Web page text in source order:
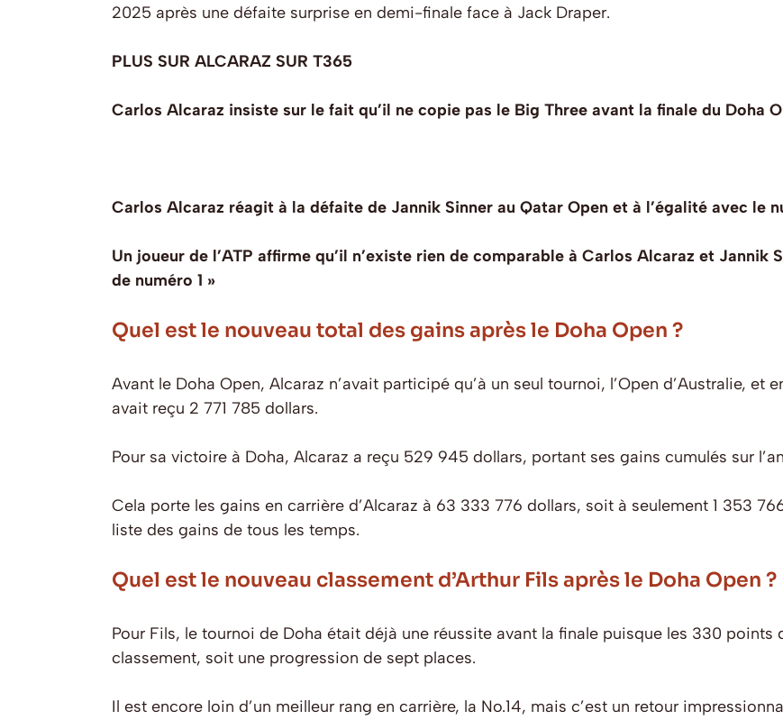
2025 après une défaite surprise en demi-finale face à Jack Draper.
PLUS SUR ALCARAZ SUR T365
Carlos Alcaraz insiste sur le fait qu’il ne copie pas le Big Three avant la finale du Doha
Carlos Alcaraz réagit à la défaite de Jannik Sinner au Qatar Open et à l’égalité avec le
Un joueur de l’ATP affirme qu’il n’existe rien de comparable à Carlos Alcaraz et Jannik
de numéro 1 »
Quel est le nouveau total des gains après le Doha Open ?
Avant le Doha Open, Alcaraz n’avait participé qu’à un seul tournoi, l’Open d’Australie, et
avait reçu 2 771 785 dollars.
Pour sa victoire à Doha, Alcaraz a reçu 529 945 dollars, portant ses gains cumulés sur
Cela porte les gains en carrière d’Alcaraz à 63 333 776 dollars, soit à seulement 1 353
liste des gains de tous les temps.
Quel est le nouveau classement d’Arthur Fils après le Doha Open ?
Pour Fils, le tournoi de Doha était déjà une réussite avant la finale puisque les 330 points
classement, soit une progression de sept places.
Il est encore loin d’un meilleur rang en carrière, la No.14, mais c’est un retour